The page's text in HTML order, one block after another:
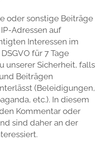
oder sonstige Beiträge
Adressen auf
Interessen im
für 7 Tage
unserer Sicherheit, falls
Beiträgen
(Beleidigungen,
etc.). In diesem
Kommentar oder
sind daher an der